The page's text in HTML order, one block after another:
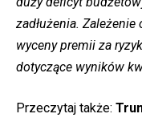
zadłużenia.
wyceny premii za
dotyczące wyników
Przeczytaj także: